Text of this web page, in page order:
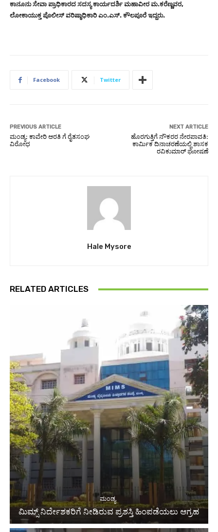
ಕಾನೂನು ಸೇವಾ ಪ್ರಾಧಿಕಾರದ ಸದಸ್ಯ ಕಾರ್ಯದರ್ಶಿ ಮಹಾವೀರ ಮ.ಕರೆಣ್ಣವರ,
ಲೋಕಾಯುಕ್ತ ಪೊಲೀಸ್ ವರಿಷ್ಠಾಧಿಕಾರಿ ಎಂ.ಎಸ್. ಕೌಲಪೂರೆ ಇದ್ದರು.
Facebook Twitter
PREVIOUS ARTICLE
ಮಂಡ್ಯ: ಕಾವೇರಿ ಆರತಿ ಗೆ ರೈತಸಂಘ
ವಿರೋಧ
NEXT ARTICLE
ಹೊರಗುತ್ತಿಗೆ ನೌಕರರ ನೇರಪಾವತಿ:
ಕಾರ್ಮಿಕ ದಿನಾಚರಣೆಯಲ್ಲಿ ಶಾಸಕ
ರವಿಕುಮಾರ್ ಘೋಷಣೆ
Hale Mysore
RELATED ARTICLES
ಮಂಡ್ಯ
ಮಿಮ್ಸ್ ನಿರ್ದೇಶಕರಿಗೆ ನೀಡಿರುವ ಪ್ರಶಸ್ತಿ ಹಿಂಪಡೆಯಲು ಆಗ್ರಹ